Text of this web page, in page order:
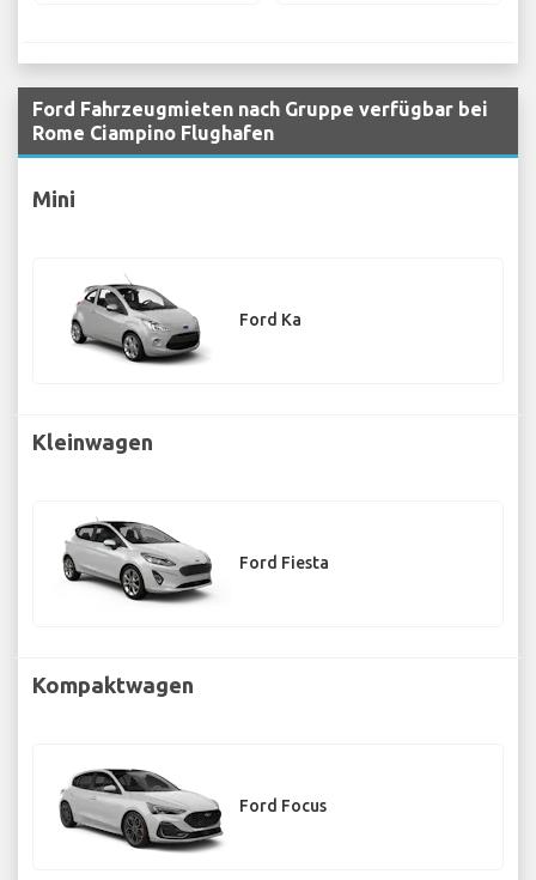
Ford Fahrzeugmieten nach Gruppe verfügbar bei
Rome Ciampino Flughafen
Mini
Ford Ka
Kleinwagen
Ford Fiesta
Kompaktwagen
Ford Focus